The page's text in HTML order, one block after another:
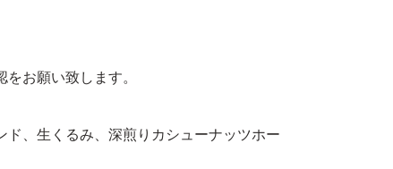
お願い致します。
ド、生くるみ、深煎りカシューナッツホー
入れてミックスしました♪